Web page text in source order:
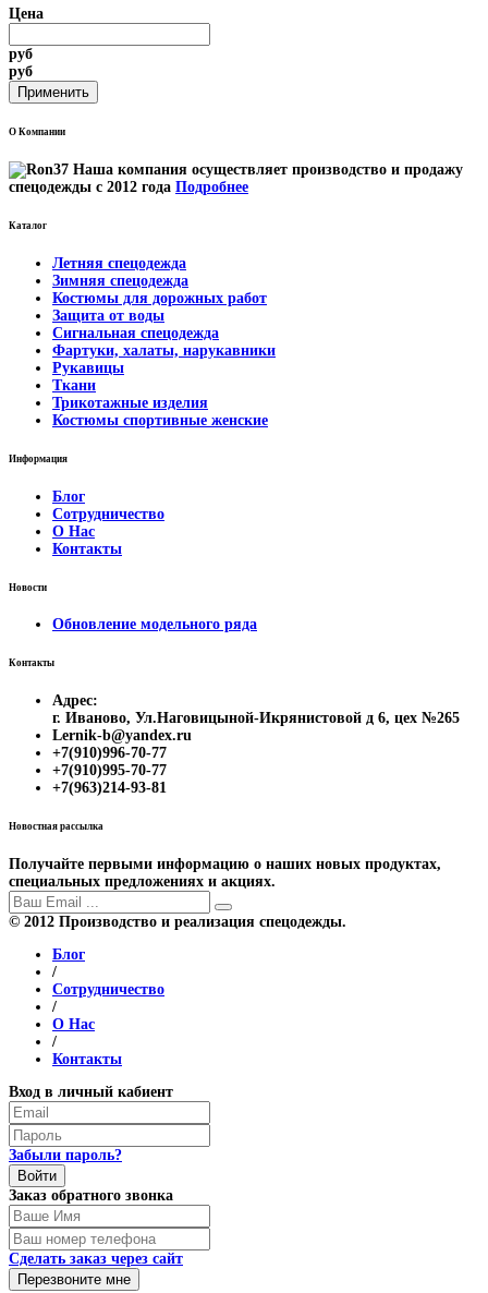
Цена
руб
руб
О Компании
Наша компания осуществляет производство и продажу
спецодежды с 2012 года Подробнее
Каталог
Летняя спецодежда
Зимняя спецодежда
Костюмы для дорожных работ
Защита от воды
Сигнальная спецодежда
Фартуки, халаты, нарукавники
Рукавицы
Ткани
Трикотажные изделия
Костюмы спортивные женские
Информация
Блог
Сотрудничество
О Нас
Контакты
Новости
Обновление модельного ряда
Контакты
Адрес:
г. Иваново, Ул.Наговицыной-Икрянистовой д 6, цех №265
Lernik-b@yandex.ru
+7(910)996-70-77
+7(910)995-70-77
+7(963)214-93-81
Новостная рассылка
Получайте первыми информацию о наших новых продуктах,
специальных предложениях и акциях.
© 2012 Производство и реализация спецодежды.
Блог
/
Сотрудничество
/
О Нас
/
Контакты
Вход в личный кабиент
Забыли пароль?
Войти
Заказ обратного звонка
Сделать заказ через сайт